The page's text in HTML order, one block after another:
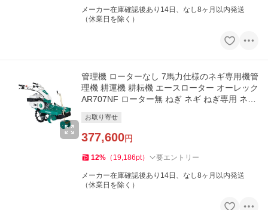
メーカー在庫確認後あり14日、なし8ヶ月以内発送
（休業日を除く）
管理機 ローターなし 7馬力仕様のネギ専用機管
理機 耕運機 耕耘機 エースローター オーレック
AR707NF ローター無 ねぎ ネギ ねぎ専用 ネギ
お取り寄せ
377,600円
12% （ 19,186pt） 要エントリー
メーカー在庫確認後あり14日、なし8ヶ月以内発送
（休業日を除く）